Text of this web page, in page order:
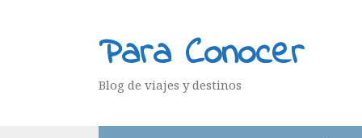
Para Conocer
Blog de viajes y destinos